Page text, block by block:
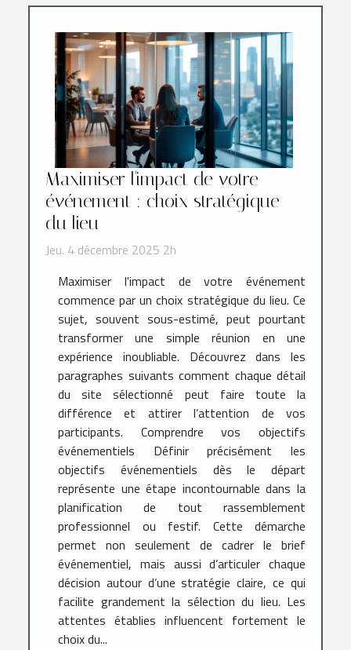
Maximiser l'impact de votre
événement : choix stratégique
du lieu
Jeu. 4 décembre 2025 2h
Maximiser l'impact de votre événement
commence par un choix stratégique du lieu. Ce
sujet, souvent sous-estimé, peut pourtant
transformer une simple réunion en une
expérience inoubliable. Découvrez dans les
paragraphes suivants comment chaque détail
du site sélectionné peut faire toute la
différence et attirer l’attention de vos
participants. Comprendre vos objectifs
événementiels Définir précisément les
objectifs événementiels dès le départ
représente une étape incontournable dans la
planification de tout rassemblement
professionnel ou festif. Cette démarche
permet non seulement de cadrer le brief
événementiel, mais aussi d’articuler chaque
décision autour d’une stratégie claire, ce qui
facilite grandement la sélection du lieu. Les
attentes établies influencent fortement le
choix du...